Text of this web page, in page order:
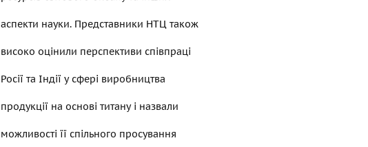
аспекти науки. Представники НТЦ також
високо оцінили перспективи співпраці
Росії та Індії у сфері виробництва
продукції на основі титану і назвали
можливості її спільного просування